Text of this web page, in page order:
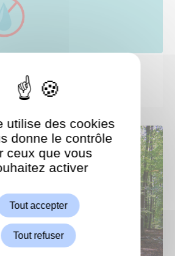
en cours
est désactivé.
utilise des cookies
donne le contrôle
ceux que vous
activer
Tout accepter
Tout refuser